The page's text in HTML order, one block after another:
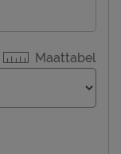
Maattabel